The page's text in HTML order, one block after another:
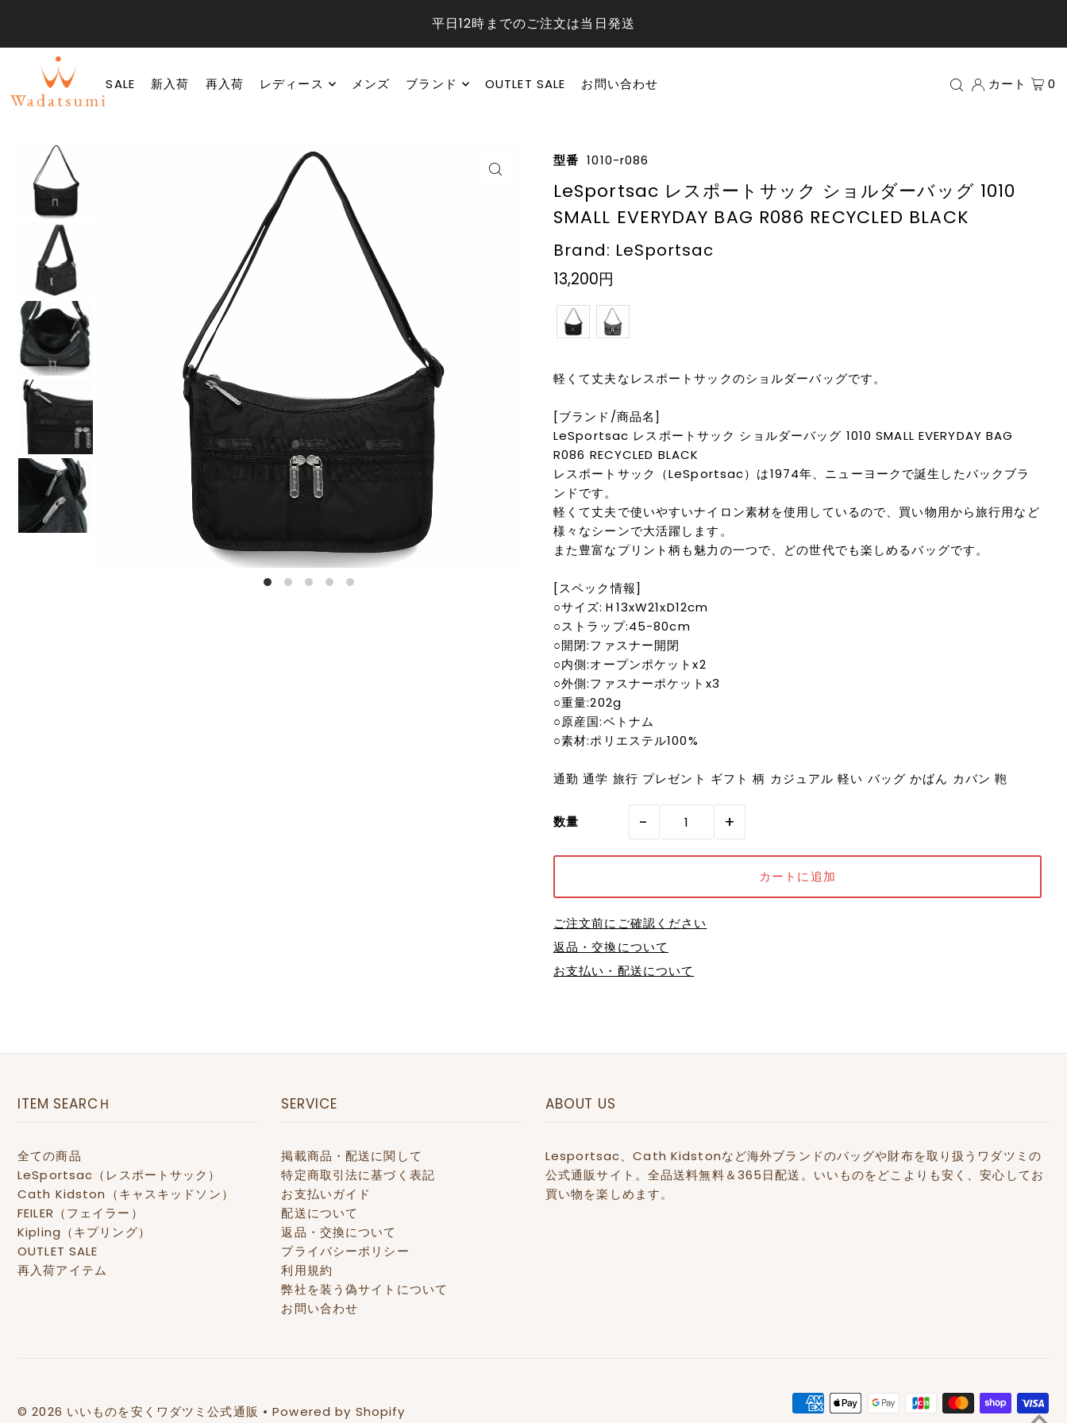
平日12時までのご注文は当日発送
SALE 新入荷 再入荷 レディース メンズ ブランド OUTLET SALE お問い合わせ カート 0
型番 1010-r086
LeSportsac レスポートサック ショルダーバッグ 1010
SMALL EVERYDAY BAG R086 RECYCLED BLACK
Brand: LeSportsac
13,200円
軽くて丈夫なレスポートサックのショルダーバッグです。
[ブランド/商品名]
LeSportsac レスポートサック ショルダーバッグ 1010 SMALL EVERYDAY BAG
R086 RECYCLED BLACK
レスポートサック（LeSportsac）は1974年、ニューヨークで誕生したバックブラ
ンドです。
軽くて丈夫で使いやすいナイロン素材を使用しているので、買い物用から旅行用など
様々なシーンで大活躍します。
また豊富なプリント柄も魅力の一つで、どの世代でも楽しめるバッグです。
[スペック情報]
○サイズ:Ｈ13xW21xD12cm
○ストラップ:45-80cm
○開閉:ファスナー開閉
○内側:オープンポケットx2
○外側:ファスナーポケットx3
○重量:202g
○原産国:ベトナム
○素材:ポリエステル100%
通勤 通学 旅行 プレゼント ギフト 柄 カジュアル 軽い バッグ かばん カバン 鞄
数量 - +
ご注文前にご確認ください
返品・交換について
お支払い・配送について
ITEM SEARCＨ
全ての商品
LeSportsac（レスポートサック）
Cath Kidston（キャスキッドソン）
FEILER（フェイラー）
Kipling（キプリング）
OUTLET SALE
再入荷アイテム
SERVICE
掲載商品・配送に関して
特定商取引法に基づく表記
お支払いガイド
配送について
返品・交換について
プライバシーポリシー
利用規約
弊社を装う偽サイトについて
お問い合わせ
ABOUT US
Lesportsac、Cath Kidstonなど海外ブランドのバッグや財布を取り扱うワダツミの
公式通販サイト。全品送料無料＆365日配送。いいものをどこよりも安く、安心してお
買い物を楽しめます。
© 2026 いいものを安くワダツミ公式通販 • Powered by Shopify